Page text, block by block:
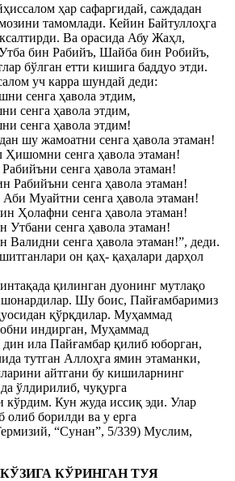
ҳар сафаргидай, саждадан
тамомлади. Кейин Байтуллоҳга
Ва орасида Абу Жаҳл,
бин Рабийъ, Шайба бин Робийъ,
бўлган етти кишига баддуо этди.
уч карра шундай деди:
сенга ҳавола этдим,
сенга ҳавола этдим,
сенга ҳавола этдим!
шу жамоатни сенга ҳавола этаман!
сенга ҳавола этаман!
сенга ҳавола этаман!
сенга ҳавола этаман!
Муайтни сенга ҳавола этаман!
Ҳолафни сенга ҳавола этаман!
сенга ҳавола этаман!
сенга ҳавола этаман!”, деди.
он қаҳ- қаҳалари дарҳол
қилинган дуонинг мутлақо
Шу боис, Пайғамбаримиз
қўрқдилар. Муҳаммад
индирган, Муҳаммад
дин ила Пайғамбар қилиб юборган,
тутган Аллоҳга ямин этаманки,
айтгани бу кишиларнинг
ўлдирилиб, чуқурга
кўрдим. Кун жуда иссиқ эди. Улар
олиб борилди ва у ерга
“Сунан”, 5/339) Муслим,
КЎРИНГАН ТУЯ